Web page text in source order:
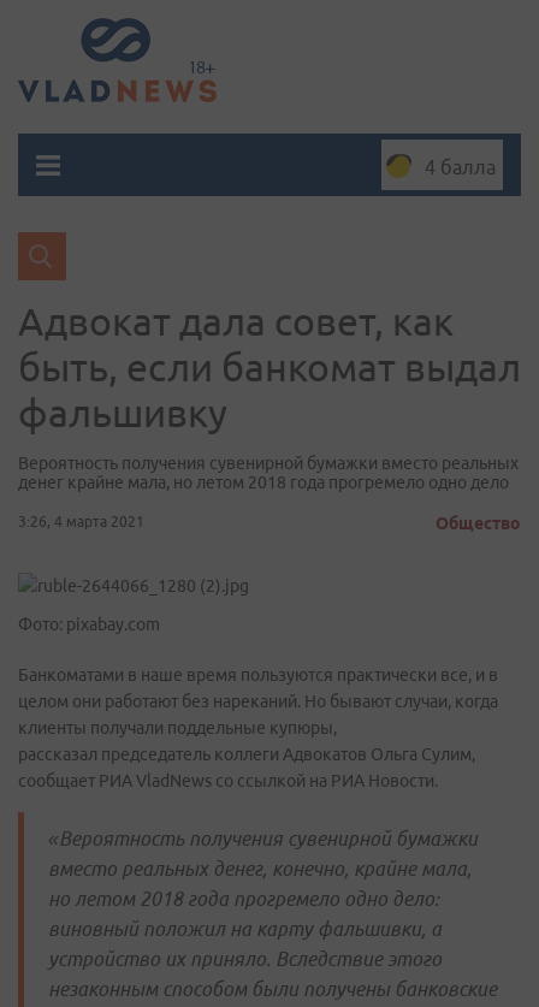
4 балла
Адвокат дала совет, как
быть, если банкомат выдал
фальшивку
Вероятность получения сувенирной бумажки вместо реальных
денег крайне мала, но летом 2018 года прогремело одно дело
3:26, 4 марта 2021 Общество
Фото: pixabay.com
Банкоматами в наше время пользуются практически все, и в
целом они работают без нареканий. Но бывают случаи, когда
клиенты получали поддельные купюры,
рассказал председатель коллеги Адвокатов Ольга Сулим,
сообщает РИА VladNews со ссылкой на РИА Новости.
«Вероятность получения сувенирной бумажки
вместо реальных денег, конечно, крайне мала,
но летом 2018 года прогремело одно дело:
виновный положил на карту фальшивки, а
устройство их приняло. Вследствие этого
незаконным способом были получены банковские